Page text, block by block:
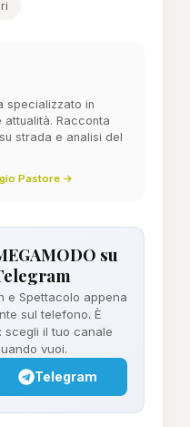
specializzato in
Racconta
strada e analisi del
Pastore →
su
e Spettacolo appena
sul telefono. È
scegli il tuo canale
vuoi.
Telegram